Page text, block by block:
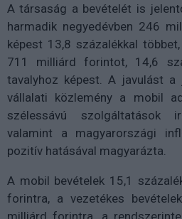
A társaság a bevételét is
harmadik negyedévben 246
képest 13,8 százalékkal
711 milliárd forintot, 14,6
tavalyhoz képest. A javulást a
vállalati közlemény a mobil
szélessávú szolgáltatások
valamint a magyarországi
pozitív hatásával magyarázta.
A mobil bevételek 15,1
forintra, a vezetékes
milliárd forintra, a